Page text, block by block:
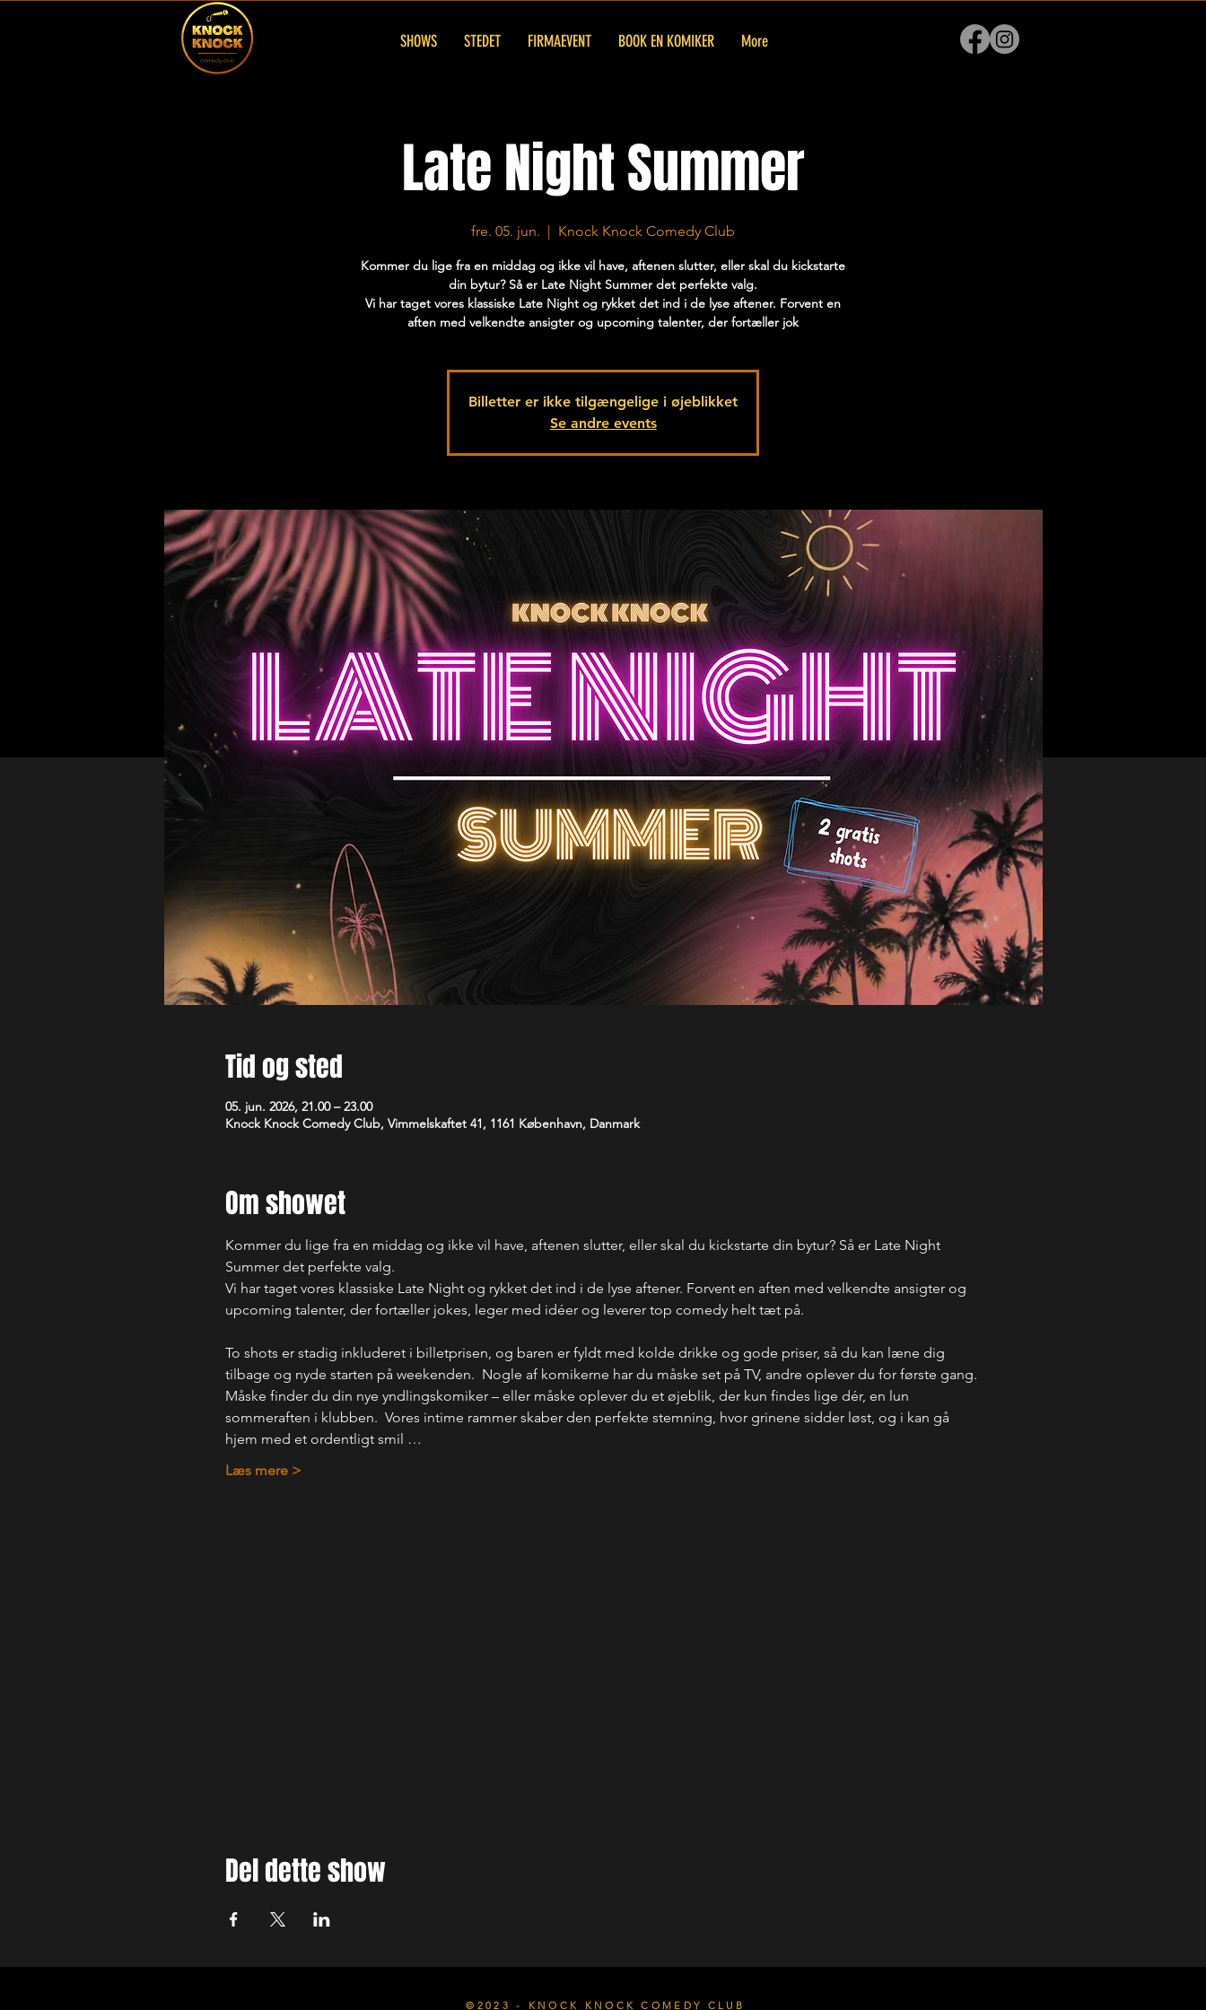
SHOWS STEDET FIRMAEVENT BOOK EN KOMIKER More
Late Night Summer
fre. 05. jun.
  |
Knock Knock Comedy Club
Kommer du lige fra en middag og ikke vil have, aftenen slutter, eller skal du kickstarte
din bytur? Så er Late Night Summer det perfekte valg.
Vi har taget vores klassiske Late Night og rykket det ind i de lyse aftener. Forvent en
aften med velkendte ansigter og upcoming talenter, der fortæller jok
Billetter er ikke tilgængelige i øjeblikket
Se andre events
Tid og sted
05. jun. 2026, 21.00 – 23.00
Knock Knock Comedy Club, Vimmelskaftet 41, 1161 København, Danmark
Om showet
Kommer du lige fra en middag og ikke vil have, aftenen slutter, eller skal du kickstarte din bytur? Så er Late Night
Summer det perfekte valg.
Vi har taget vores klassiske Late Night og rykket det ind i de lyse aftener. Forvent en aften med velkendte ansigter og
upcoming talenter, der fortæller jokes, leger med idéer og leverer top comedy helt tæt på.
To shots er stadig inkluderet i billetprisen, og baren er fyldt med kolde drikke og gode priser, så du kan læne dig
tilbage og nyde starten på weekenden.  Nogle af komikerne har du måske set på TV, andre oplever du for første gang.
Måske finder du din nye yndlingskomiker – eller måske oplever du et øjeblik, der kun findes lige dér, en lun
sommeraften i klubben.  Vores intime rammer skaber den perfekte stemning, hvor grinene sidder løst, og i kan gå
hjem med et ordentligt smil …
Læs mere >
Del dette show
©2023 - KNOCK KNOCK COMEDY CLUB